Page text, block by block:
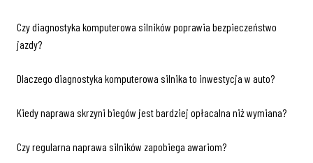
Czy diagnostyka komputerowa silników poprawia bezpieczeństwo
jazdy?
Dlaczego diagnostyka komputerowa silnika to inwestycja w auto?
Kiedy naprawa skrzyni biegów jest bardziej opłacalna niż wymiana?
Czy regularna naprawa silników zapobiega awariom?